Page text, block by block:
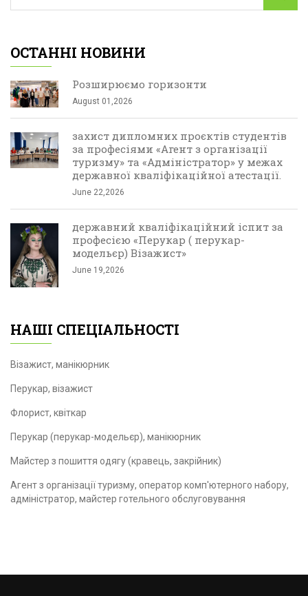
ОСТАННІ НОВИНИ
Розширюємо горизонти
August 01,2026
захист дипломних проєктів студентів
за професіями «Агент з організації
туризму» та «Адміністратор» у межах
державної кваліфікаційної атестації.
June 22,2026
державний кваліфікаційний іспит за
професією «Перукар ( перукар-
модельєр) Візажист»
June 19,2026
НАШІ СПЕЦІАЛЬНОСТІ
Візажист, манікюрник
Перукар, візажист
Флорист, квіткар
Перукар (перукар-модельєр), манікюрник
Майстер з пошиття одягу (кравець, закрійник)
Агент з організації туризму, оператор комп'ютерного набору,
адміністратор, майстер готельного обслуговування